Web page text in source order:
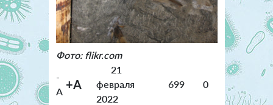
Фото: flikr.com
-
A +A
21
февраля
2022
699 0